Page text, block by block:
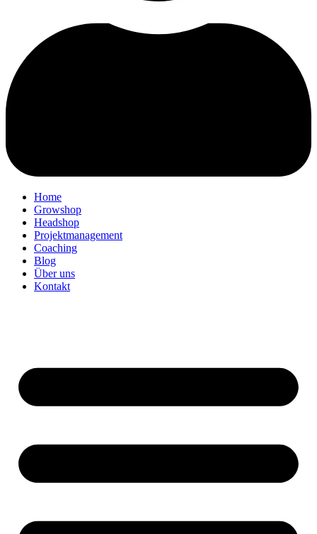
Home
Growshop
Headshop
Projektmanagement
Coaching
Blog
Über uns
Kontakt